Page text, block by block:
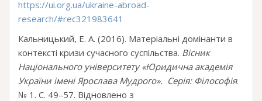
https://ui.org.ua/ukraine-abroad-
research/#rec321983641
Кальницький, Е. А. (2016). Матеріальні домінанти в
контексті кризи сучасного суспільства. Вісник
Національного університету «Юридична академія
України імені Ярослава Мудрого». Серія: Філософія.
№ 1. С. 49–57. Відновлено з